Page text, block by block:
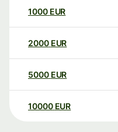
1000 EUR
2000 EUR
5000 EUR
10000 EUR